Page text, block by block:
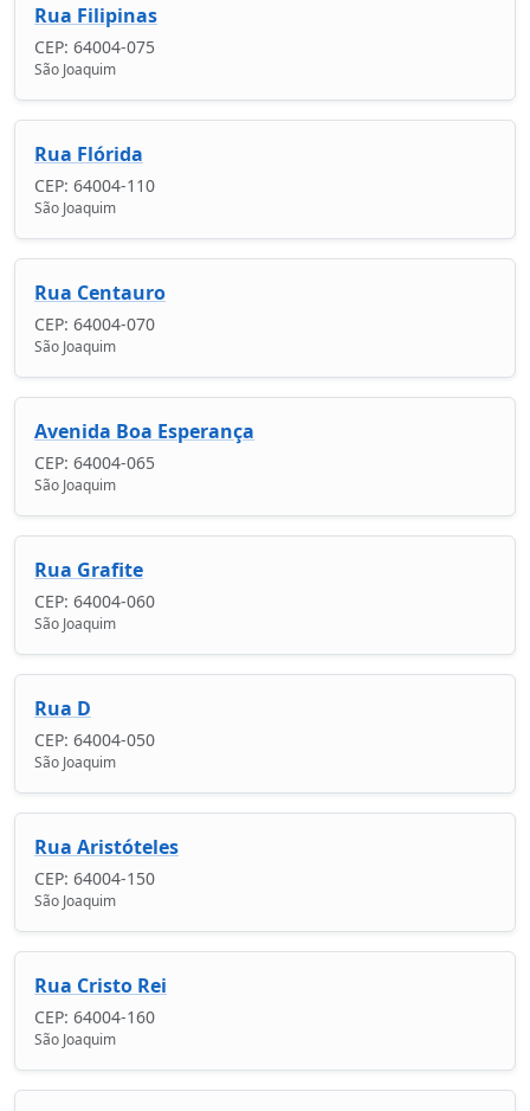
Rua Filipinas
CEP: 64004-075
São Joaquim
Rua Flórida
CEP: 64004-110
São Joaquim
Rua Centauro
CEP: 64004-070
São Joaquim
Avenida Boa Esperança
CEP: 64004-065
São Joaquim
Rua Grafite
CEP: 64004-060
São Joaquim
Rua D
CEP: 64004-050
São Joaquim
Rua Aristóteles
CEP: 64004-150
São Joaquim
Rua Cristo Rei
CEP: 64004-160
São Joaquim